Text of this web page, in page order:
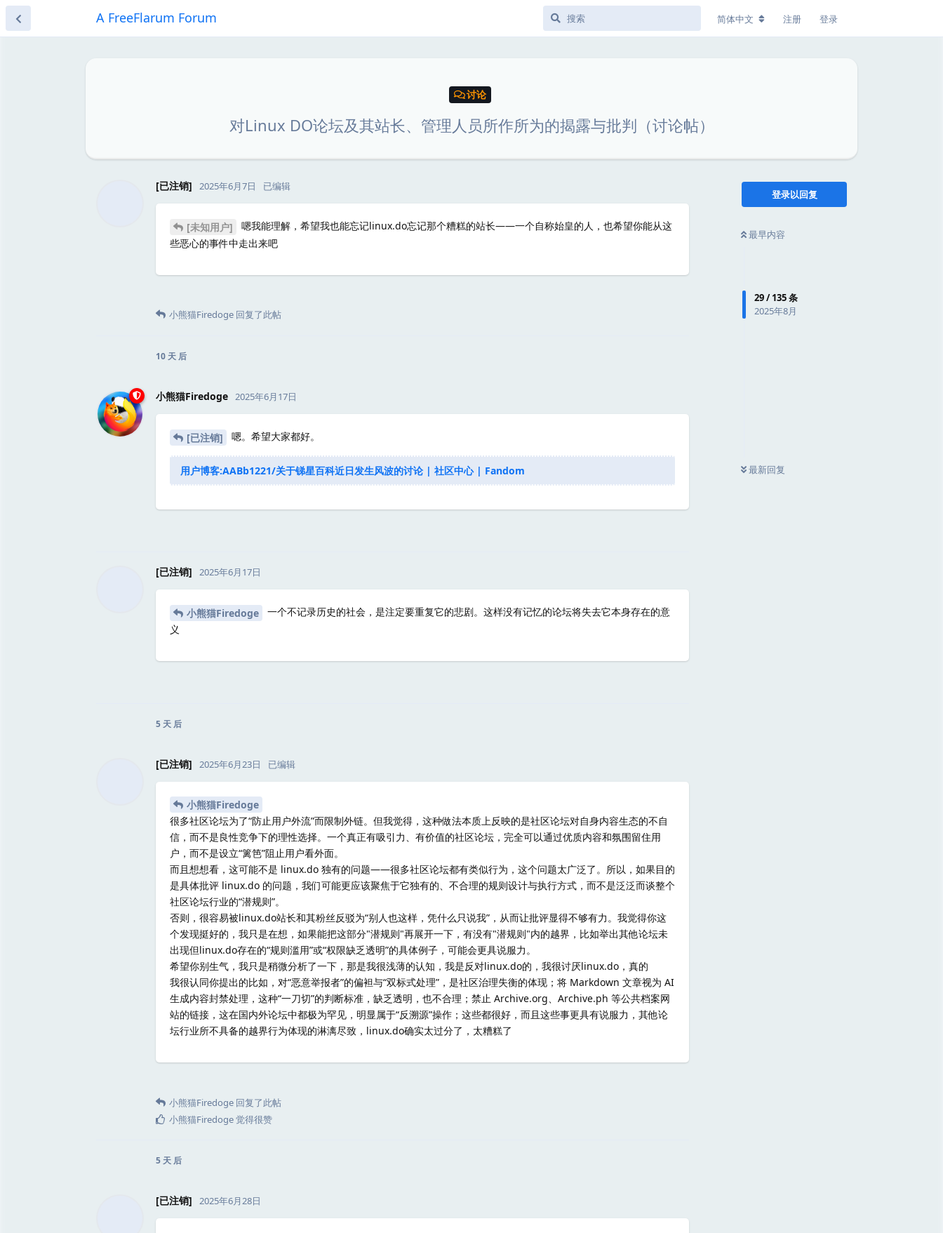
A FreeFlarum Forum 简体中文 注册 登录
讨论
对Linux DO论坛及其站长、管理人员所作所为的揭露与批判（讨论帖）
登录以回复
最早内容
29/135条
2025年8月
最新回复
[已注销] 2025年6月7日 已编辑
[未知用户]
嗯我能理解，希望我也能忘记linux.do忘记那个糟糕的站长——一个自称始皇的人，也希望你能从这
些恶心的事件中走出来吧
小熊猫Firedoge 回复了此帖
10 天 后
小熊猫Firedoge 2025年6月17日
[已注销] 嗯。希望大家都好。
用户博客:AABb1221/关于锑星百科近日发生风波的讨论 | 社区中心 | Fandom
[已注销] 2025年6月17日
小熊猫Firedoge
一个不记录历史的社会，是注定要重复它的悲剧。这样没有记忆的论坛将失去它本身存在的意
义
5 天 后
[已注销] 2025年6月23日 已编辑
小熊猫Firedoge
很多社区论坛为了“防止用户外流”而限制外链。但我觉得，这种做法本质上反映的是社区论坛对自身内容生态的不自
信，而不是良性竞争下的理性选择。一个真正有吸引力、有价值的社区论坛，完全可以通过优质内容和氛围留住用
户，而不是设立“篱笆”阻止用户看外面。
而且想想看，这可能不是 linux.do 独有的问题——很多社区论坛都有类似行为，这个问题太广泛了。所以，如果目的
是具体批评 linux.do 的问题，我们可能更应该聚焦于它独有的、不合理的规则设计与执行方式，而不是泛泛而谈整个
社区论坛行业的“潜规则”。
否则，很容易被linux.do站长和其粉丝反驳为“别人也这样，凭什么只说我”，从而让批评显得不够有力。我觉得你这
个发现挺好的，我只是在想，如果能把这部分"潜规则"再展开一下，有没有"潜规则"内的越界，比如举出其他论坛未
出现但linux.do存在的“规则滥用”或“权限缺乏透明”的具体例子，可能会更具说服力。
希望你别生气，我只是稍微分析了一下，那是我很浅薄的认知，我是反对linux.do的，我很讨厌linux.do，真的
我很认同你提出的比如，对“恶意举报者”的偏袒与“双标式处理”，是社区治理失衡的体现；将 Markdown 文章视为 AI
生成内容封禁处理，这种“一刀切”的判断标准，缺乏透明，也不合理；禁止 Archive.org、Archive.ph 等公共档案网
站的链接，这在国内外论坛中都极为罕见，明显属于“反溯源”操作；这些都很好，而且这些事更具有说服力，其他论
坛行业所不具备的越界行为体现的淋漓尽致，linux.do确实太过分了，太糟糕了
小熊猫Firedoge 回复了此帖
小熊猫Firedoge觉得很赞
5 天 后
[已注销] 2025年6月28日